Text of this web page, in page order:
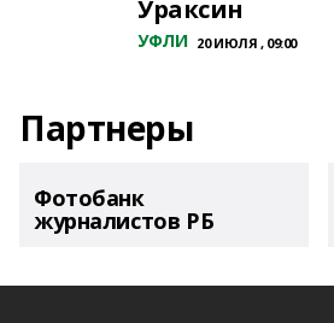
Ураксин
УФЛИ 20 ИЮЛЯ , 09:00
Партнеры
Фотобанк
журналистов РБ